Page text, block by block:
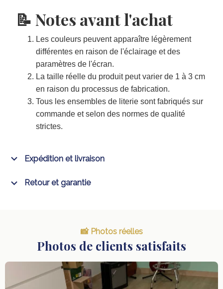
📝 Notes avant l'achat
Les couleurs peuvent apparaître légèrement
différentes en raison de l'éclairage et des
paramètres de l'écran.
La taille réelle du produit peut varier de 1 à 3 cm
en raison du processus de fabrication.
Tous les ensembles de literie sont fabriqués sur
commande et selon des normes de qualité
strictes.
Expédition et livraison
Retour et garantie
📸 Photos réelles
Photos de clients satisfaits